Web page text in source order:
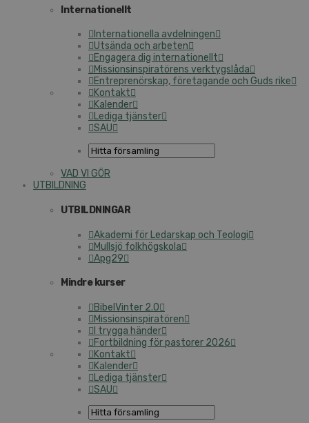
Internationellt
Internationella avdelningen
Utsända och arbeten
Engagera dig internationellt
Missionsinspiratörens verktygslåda
Entreprenörskap, företagande och Guds rike
Kontakt
Kalender
Lediga tjänster
SAU
VAD VI GÖR
UTBILDNING
UTBILDNINGAR
Akademi för Ledarskap och Teologi
Mullsjö folkhögskola
Apg29
Mindre kurser
BibelVinter 2.0
Missionsinspiratören
I trygga händer
Fortbildning för pastorer 2026
Kontakt
Kalender
Lediga tjänster
SAU